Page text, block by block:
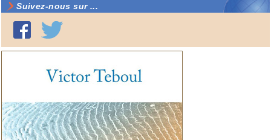
Suivez-nous sur ...